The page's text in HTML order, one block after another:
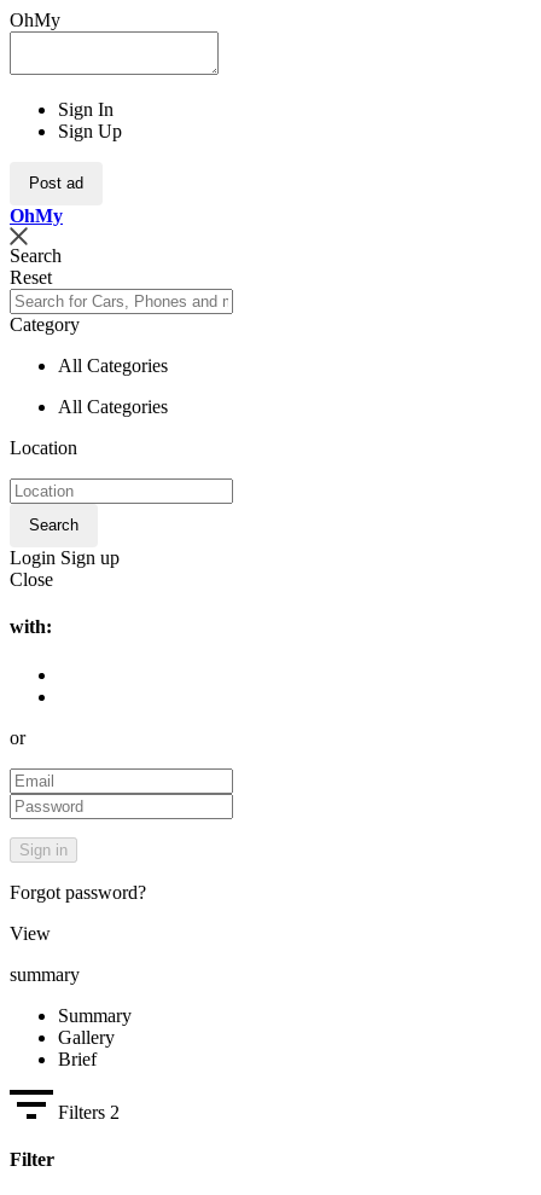
OhMy
Sign In
Sign Up
Post ad
OhMy
Search
Reset
Category
All Categories
All Categories
Location
Search
Login Sign up
Close
with:
or
Forgot password?
View
summary
Summary
Gallery
Brief
Filters 2
Filter